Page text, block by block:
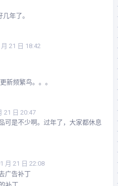
年了。
21 日 18:42
新频繁鸟。。。
21 日 20:47
可是不少啊。过年了，大家都休息
月 21 日 22:08
广告补丁